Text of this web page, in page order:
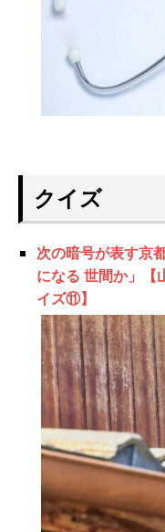
クイズ
次の暗号が表す京
になる 世間か」【
イズ⑪】